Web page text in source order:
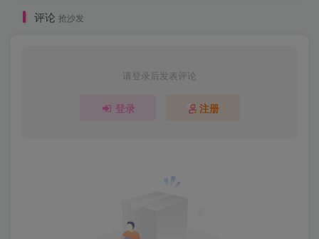
评论 抢沙发
请登录后发表评论
登录 注册